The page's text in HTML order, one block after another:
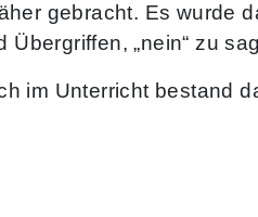
gebracht. Es wurde
„nein“ zu
im Unterricht bestand